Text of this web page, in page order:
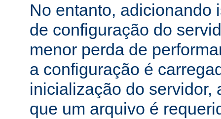
No entanto, adicionando
de configuração do
menor perda de
a configuração é
inicialização do servidor,
que um arquivo é